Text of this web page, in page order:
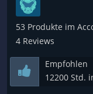
53 Produkte im
4 Reviews
Empfohlen
12200 Std.